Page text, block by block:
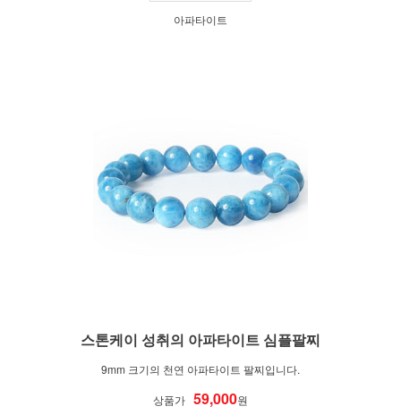
아파타이트
스톤케이 성취의 아파타이트 심플팔찌
9mm 크기의 천연 아파타이트 팔찌입니다.
상품가 59,000원